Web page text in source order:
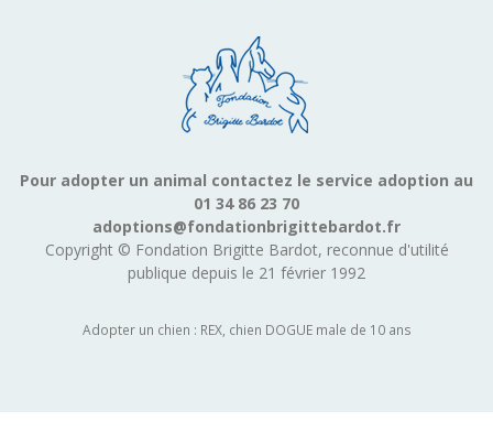
Pour adopter un animal contactez le service adoption au
01 34 86 23 70
adoptions@fondationbrigittebardot.fr
Copyright © Fondation Brigitte Bardot, reconnue d'utilité
publique depuis le 21 février 1992
Adopter un chien : REX, chien DOGUE male de 10 ans